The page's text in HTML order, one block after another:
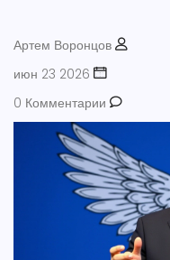
Артем Воронцов
июн 23 2026
0 Комментарии